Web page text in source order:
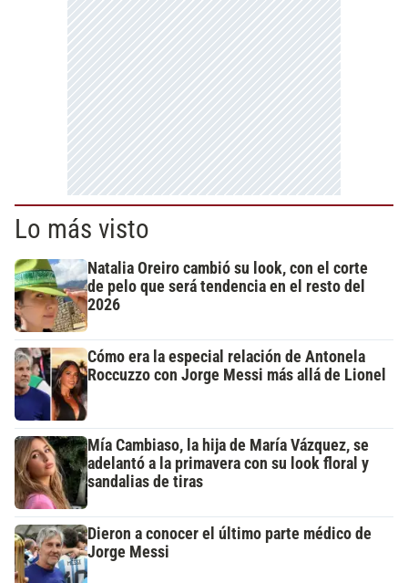
Lo más visto
Natalia Oreiro cambió su look, con el corte
de pelo que será tendencia en el resto del
2026
Cómo era la especial relación de Antonela
Roccuzzo con Jorge Messi más allá de Lionel
Mía Cambiaso, la hija de María Vázquez, se
adelantó a la primavera con su look floral y
sandalias de tiras
Dieron a conocer el último parte médico de
Jorge Messi